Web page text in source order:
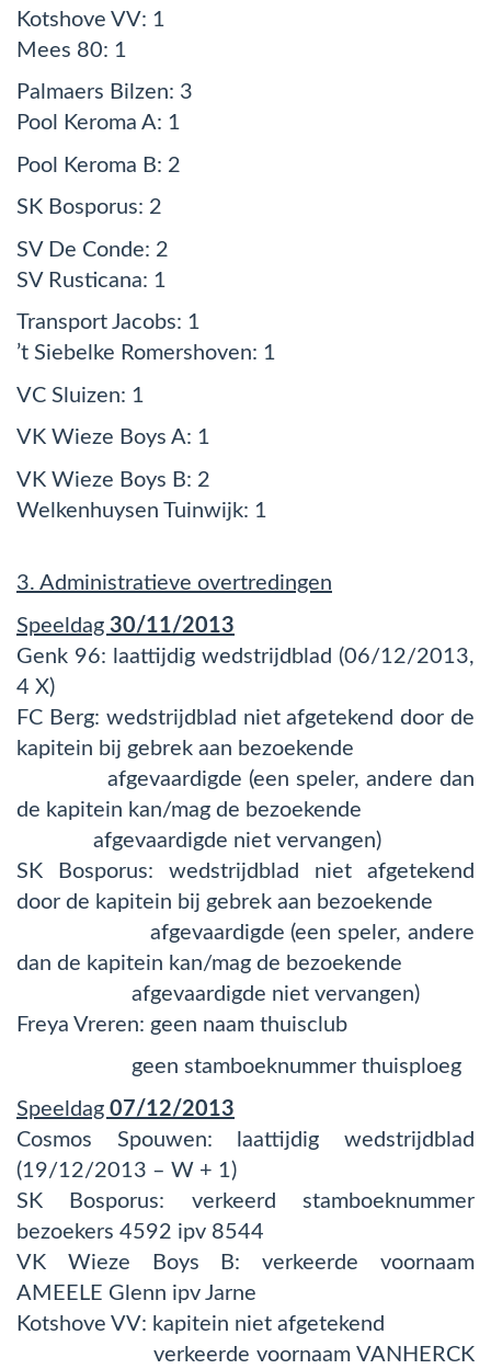
Kotshove VV: 1
Mees 80: 1
Palmaers Bilzen: 3
Pool Keroma A: 1
Pool Keroma B: 2
SK Bosporus: 2
SV De Conde: 2
SV Rusticana: 1
Transport Jacobs: 1
’t Siebelke Romershoven: 1
VC Sluizen: 1
VK Wieze Boys A: 1
VK Wieze Boys B: 2
Welkenhuysen Tuinwijk: 1
3. Administratieve overtredingen
Speeldag 30/11/2013
Genk 96: laattijdig wedstrijdblad (06/12/2013,
4 X)
FC Berg: wedstrijdblad niet afgetekend door de
kapitein bij gebrek aan bezoekende
afgevaardigde (een speler, andere dan
de kapitein kan/mag de bezoekende
afgevaardigde niet vervangen)
SK Bosporus: wedstrijdblad niet afgetekend
door de kapitein bij gebrek aan bezoekende
afgevaardigde (een speler, andere
dan de kapitein kan/mag de bezoekende
afgevaardigde niet vervangen)
Freya Vreren: geen naam thuisclub
geen stamboeknummer thuisploeg
Speeldag 07/12/2013
Cosmos Spouwen: laattijdig wedstrijdblad
(19/12/2013 – W + 1)
SK Bosporus: verkeerd stamboeknummer
bezoekers 4592 ipv 8544
VK Wieze Boys B: verkeerde voornaam
AMEELE Glenn ipv Jarne
Kotshove VV: kapitein niet afgetekend
verkeerde voornaam VANHERCK